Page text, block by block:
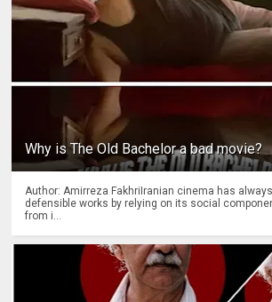
Why is The Old Bachelor a bad movie?
Author: Amirreza FakhriIranian cinema has
defensible works by relying on its social
from i...